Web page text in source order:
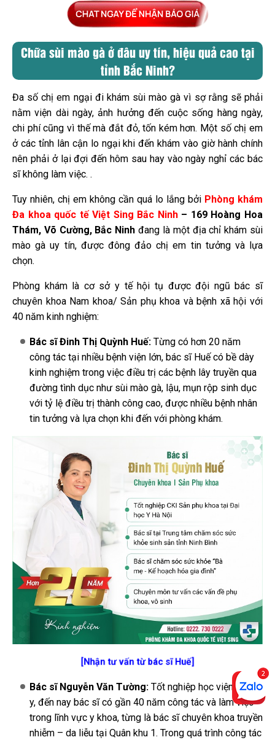
Chữa sùi mào gà ở đâu uy tín, hiệu quả cao tại
tỉnh Bắc Ninh?
Đa số chị em ngại đi khám sùi mào gà vì sợ rằng sẽ phải
nằm viện dài ngày, ảnh hưởng đến cuộc sống hàng ngày,
chi phí cũng vì thế mà đắt đỏ, tốn kém hơn. Một số chị em
ở các tỉnh lân cận lo ngại khi đến khám vào giờ hành chính
nên phải ở lại đợi đến hôm sau hay vào ngày nghỉ các bác
sĩ không làm việc. .
Tuy nhiên, chị em không cần quá lo lắng bởi Phòng khám
Đa khoa quốc tế Việt Sing Bắc Ninh– 169 Hoàng Hoa
Thám, Võ Cường, Bắc Ninh đang là một địa chỉ khám sùi
mào gà uy tín, được đông đảo chị em tin tưởng và lựa
chọn.
Phòng khám là cơ sở y tế hội tụ được đội ngũ bác sĩ
chuyên khoa Nam khoa/ Sản phụ khoa và bệnh xã hội với
40 năm kinh nghiệm:
Bác sĩ Đinh Thị Quỳnh Huế: Từng có hơn 20 năm
công tác tại nhiều bệnh viện lớn, bác sĩ Huế có bề dày
kinh nghiệm trong việc điều trị các bệnh lây truyền qua
đường tình dục như sùi mào gà, lậu, mụn rộp sinh dục
với tỷ lệ điều trị thành công cao, được nhiều bệnh nhân
tin tưởng và lựa chọn khi đến với phòng khám.
[Nhận tư vấn từ bác sĩ Huế]
Bác sĩ Nguyễn Văn Tường: Tốt nghiệp học viện Quân
y, đến nay bác sĩ có gần 40 năm công tác và làm việc
trong lĩnh vực y khoa, từng là bác sĩ chuyên khoa truyền
nhiễm – da liễu tại Quân khu 1. Trong quá trình công tác